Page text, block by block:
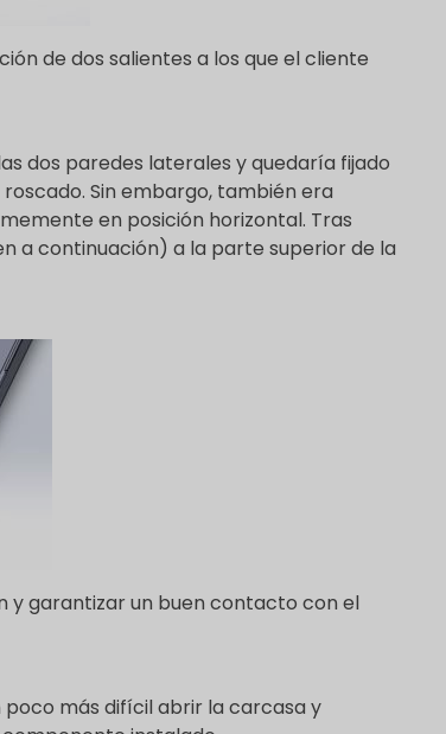
de dos salientes a los que el cliente
dos paredes laterales y quedaría fijado
Sin embargo, también era
en posición horizontal. Tras
a continuación) a la parte superior de la
y garantizar un buen contacto con el
poco más difícil abrir la carcasa y